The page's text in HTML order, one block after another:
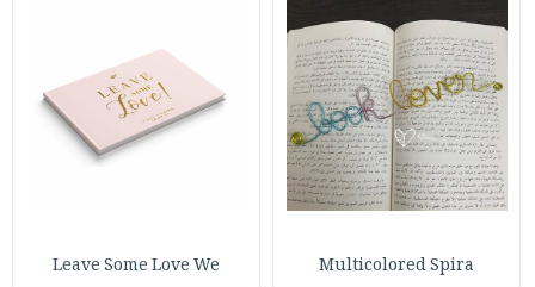
Multicolored Spira
Leave Some Love We